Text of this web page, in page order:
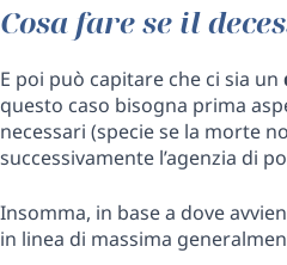
Cosa fare se il
E poi può capitare che ci sia un
questo caso bisogna prima
necessari (specie se la morte
successivamente l’agenzia di
Insomma, in base a dove
in linea di massima